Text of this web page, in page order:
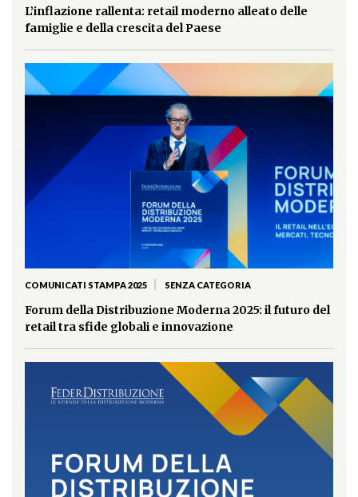
L’inflazione rallenta: retail moderno alleato delle
famiglie e della crescita del Paese
COMUNICATI STAMPA 2025 SENZA CATEGORIA
Forum della Distribuzione Moderna 2025: il futuro del
retail tra sfide globali e innovazione